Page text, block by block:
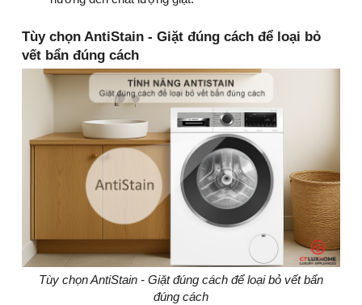
Tùy chọn AntiStain - Giặt đúng cách để loại bỏ
vết bẩn đúng cách
Tùy chọn AntiStain - Giặt đúng cách để loại bỏ vết bẩn
đúng cách